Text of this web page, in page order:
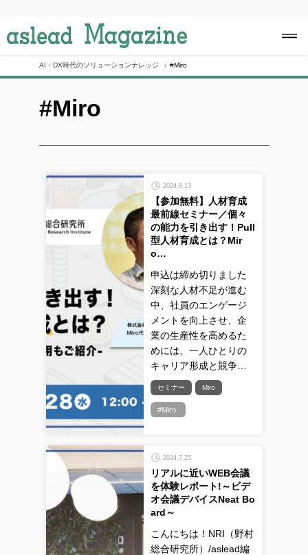
c
AI・DX時代のソリューションナレッジ #Miro
#Miro
2024.8.13
【参加無料】人材育成
最前線セミナー／個々
の能力を引き出す！Pull
型人材育成とは？Mir
o…
申込は締め切りました
深刻な人材不足が進む
中、社員のエンゲージ
メントを向上させ、企
業の生産性を高めるた
めには、一人ひとりの
キャリア形成と競争…
セミナー Miro
#Miro
2024.7.25
リアルに近いWEB会議
を体験レポート!～ビデ
オ会議デバイスNeat Bo
ard～
こんにちは！NRI（野村
総合研究所）/aslead編